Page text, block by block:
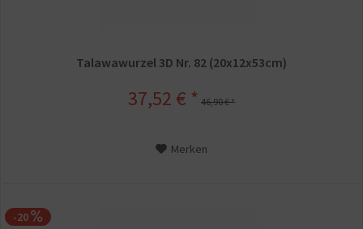
Talawawurzel 3D Nr. 82 (20x12x53cm)
37,52 € * 46,90 € *
Merken
-20